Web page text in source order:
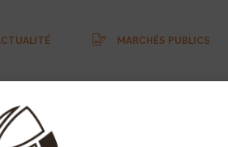
MARCHÉS PUBLICS